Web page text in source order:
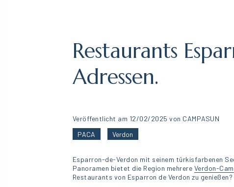
Restaurants
Adressen.
Veröffentlicht am 12/02/2025 von CAMPASUN
PACA
Verdon
Esparron-de-Verdon mit seinem türkisfarbenen
Panoramen bietet die Region mehrere Verdon-
Restaurants von Esparron de Verdon zu genießen?